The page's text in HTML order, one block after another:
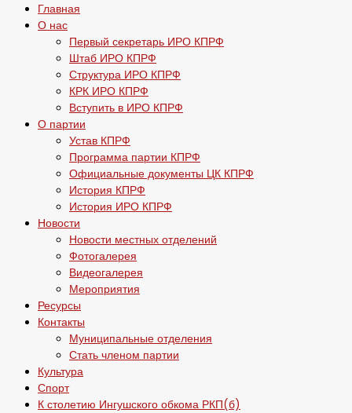
Главная
О нас
Первый секретарь ИРО КПРФ
Штаб ИРО КПРФ
Структура ИРО КПРФ
КРК ИРО КПРФ
Вступить в ИРО КПРФ
О партии
Устав КПРФ
Программа партии КПРФ
Официальные документы ЦК КПРФ
История КПРФ
История ИРО КПРФ
Новости
Новости местных отделений
Фотогалерея
Видеогалерея
Мероприятия
Ресурсы
Контакты
Муниципальные отделения
Стать членом партии
Культура
Спорт
К столетию Ингушского обкома РКП(б)